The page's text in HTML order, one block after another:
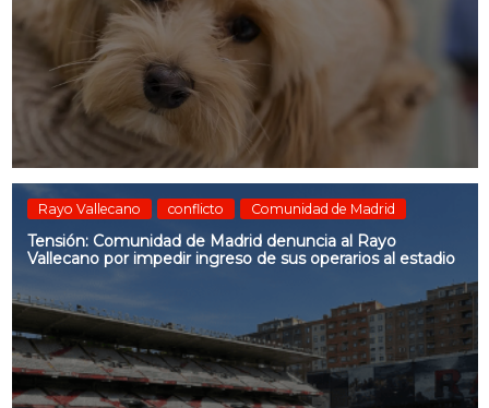
Rayo Vallecano conflicto Comunidad de Madrid
Tensión: Comunidad de Madrid denuncia al Rayo
Vallecano por impedir ingreso de sus operarios al estadio